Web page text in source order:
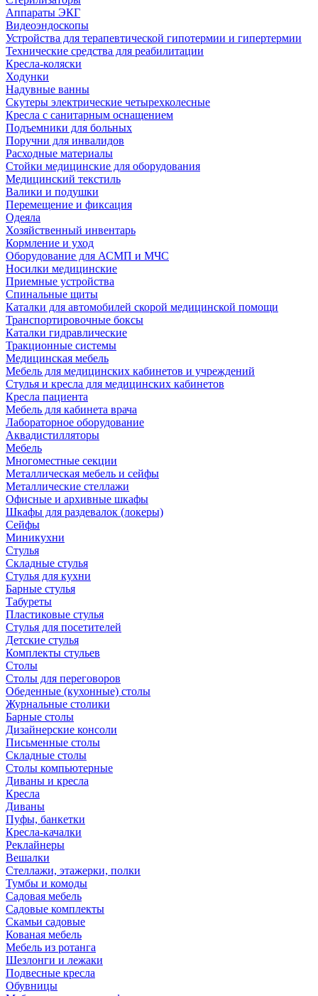
Аппараты ЭКГ
Видеоэндоскопы
Устройства для терапевтической гипотермии и гипертермии
Технические средства для реабилитации
Кресла-коляски
Ходунки
Надувные ванны
Скутеры электрические четырехколесные
Кресла с санитарным оснащением
Подъемники для больных
Поручни для инвалидов
Расходные материалы
Стойки медицинские для оборудования
Медицинский текстиль
Валики и подушки
Перемещение и фиксация
Одеяла
Хозяйственный инвентарь
Кормление и уход
Оборудование для АСМП и МЧС
Носилки медицинские
Приемные устройства
Спинальные щиты
Каталки для автомобилей скорой медицинской помощи
Транспортировочные боксы
Каталки гидравлические
Тракционные системы
Медицинская мебель
Мебель для медицинских кабинетов и учреждений
Стулья и кресла для медицинских кабинетов
Кресла пациента
Мебель для кабинета врача
Лабораторное оборудование
Аквадистилляторы
Мебель
Многоместные секции
Металлическая мебель и сейфы
Металлические стеллажи
Офисные и архивные шкафы
Шкафы для раздевалок (локеры)
Сейфы
Миникухни
Стулья
Складные стулья
Стулья для кухни
Барные стулья
Табуреты
Пластиковые стулья
Стулья для посетителей
Детские стулья
Комплекты стульев
Столы
Столы для переговоров
Обеденные (кухонные) столы
Журнальные столики
Барные столы
Дизайнерские консоли
Письменные столы
Складные столы
Столы компьютерные
Диваны и кресла
Кресла
Диваны
Пуфы, банкетки
Кресла-качалки
Реклайнеры
Вешалки
Стеллажи, этажерки, полки
Тумбы и комоды
Садовая мебель
Садовые комплекты
Скамьи садовые
Кованая мебель
Мебель из ротанга
Шезлонги и лежаки
Подвесные кресла
Обувницы